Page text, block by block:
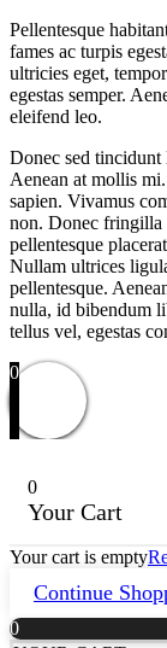
Pellentesque
fames ac turpis
ultricies eget,
egestas semper.
eleifend leo.
Donec sed
Aenean at mollis
sapien. Vivamus
non. Donec fringilla
pellentesque
Nullam ultrices
pellentesque.
nulla, id bibendum
tellus vel, egestas
0
0
Your Cart
Your cart is empty
Continue
0